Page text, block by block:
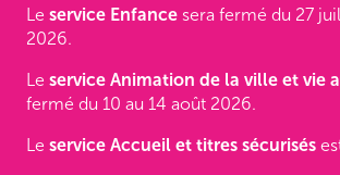
Le service Enfance sera fermé du 27
2026.
Le service Animation de la ville et vie
fermé du 10 au 14 août 2026.
Le service Accueil et titres sécurisés